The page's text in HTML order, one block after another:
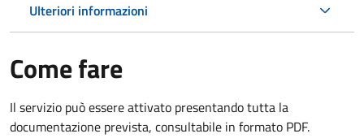
Ulteriori informazioni
Come fare
Il servizio può essere attivato presentando tutta la
documentazione prevista, consultabile in formato PDF.